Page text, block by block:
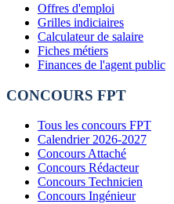
Offres d'emploi
Grilles indiciaires
Calculateur de salaire
Fiches métiers
Finances de l'agent public
CONCOURS FPT
Tous les concours FPT
Calendrier 2026-2027
Concours Attaché
Concours Rédacteur
Concours Technicien
Concours Ingénieur